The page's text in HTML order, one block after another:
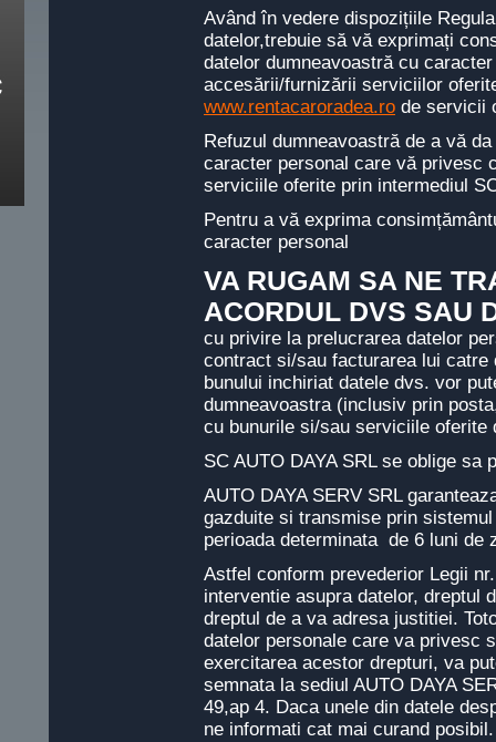
Având în vedere dispozițiile
datelor,trebuie să vă exprimați
datelor dumneavoastră cu
accesării/furnizării serviciilor
www.rentacaroradea.ro de servicii
Refuzul dumneavoastră de a vă
caracter personal care vă privesc
serviciile oferite prin intermediul
Pentru a vă exprima
caracter personal
VA RUGAM SA NE
ACORDUL DVS SAU
cu privire la prelucrarea datelor
contract si/sau facturarea lui
bunului inchiriat datele dvs. vor
dumneavoastra (inclusiv prin
cu bunurile si/sau serviciile oferite
SC AUTO DAYA SRL se oblige
AUTO DAYA SERV SRL
gazduite si transmise prin
perioada determinata de 6 luni de
Astfel conform prevederior Legii
interventie asupra datelor, dreptul
dreptul de a va adresa justitiei.
datelor personale care va privesc
exercitarea acestor drepturi, va
semnata la sediul AUTO DAYA
49,ap 4. Daca unele din datele
ne informati cat mai curand posibil.